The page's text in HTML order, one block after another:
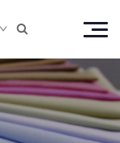
